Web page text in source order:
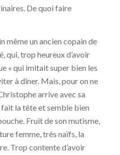
De quoi faire
même un ancien copain de
qui, trop heureux d’avoir
« qui imitait super bien les
à dîner. Mais, pour on ne
arrive avec sa
la tête et semble bien
Fruit de son mutisme,
femme, très naïfs, la
Trop contente d’avoir